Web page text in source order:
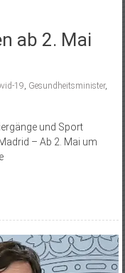
ab 2. Mai
19, Gesundheitsminister,
und Sport
– Ab 2. Mai um